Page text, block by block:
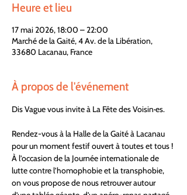
Heure et lieu
17 mai 2026, 18:00 – 22:00
Marché de la Gaité, 4 Av. de la Libération,
33680 Lacanau, France
À propos de l'événement
Dis Vague vous invite à La Fête des Voisin·es.
Rendez-vous à la Halle de la Gaité à Lacanau
pour un moment festif ouvert à toutes et tous !
À l’occasion de la Journée internationale de
lutte contre l’homophobie et la transphobie,
on vous propose de nous retrouver autour